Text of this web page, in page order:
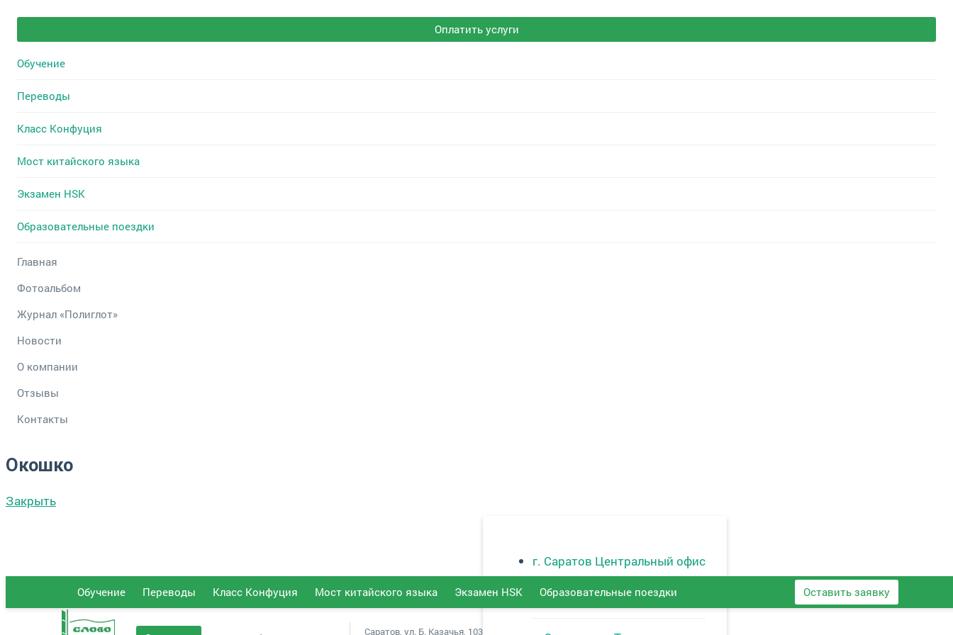
Оплатить услуги
Обучение
Переводы
Класс Конфуция
Мост китайского языка
Экзамен HSK
Образовательные поездки
Главная
Фотоальбом
Журнал «Полиглот»
Новости
О компании
Отзывы
Контакты
Окошко
Закрыть
Саратов, ул. Б. Казачья, 103
г. Саратов Центральный офис
г. Балаково
Обучение Переводы Класс Конфуция Мост китайского языка Экзамен HSK Образовательные поездки Оставить заявку